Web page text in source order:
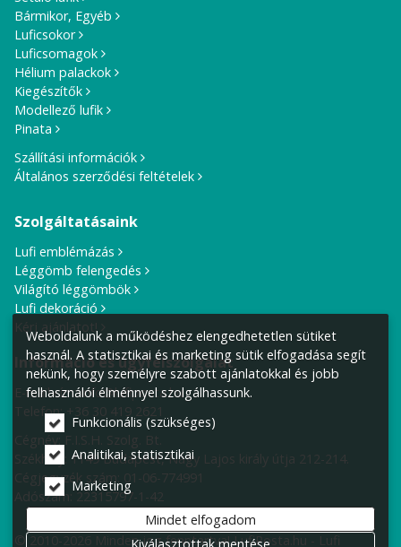
Bármikor, Egyéb
Luficsokor
Luficsomagok
Hélium palackok
Kiegészítők
Modellező lufik
Pinata
Szállítási információk
Általános szerződési feltételek
Szolgáltatásaink
Lufi emblémázás
Léggömb felengedés
Világító léggömbök
Lufi dekoráció
Kérj ajánlatot!
Információ és ügyfélszolgálat
E-mail cím:info@lufiposta.hu
Telefon:+36 30 419 2621
Cégnév: F.I.S.H. Szolg. Bt.
Székhely: 1149 Budapest, Nagy Lajos király útja 212-214.
Cégjegyzék szám: 01-06-774991
Adószám: 22315797-1-42
© 2010-2026 Minden jog fenntartva! LufiPosta.hu - Lufi
Weboldalunk a működéshez elengedhetetlen sütiket
használ. A statisztikai és marketing sütik elfogadása segít
nekünk, hogy személyre szabott ajánlatokkal és jobb
felhasználói élménnyel szolgálhassunk.
Funkcionális (szükséges)
Analitikai, statisztikai
Marketing
Mindet elfogadom